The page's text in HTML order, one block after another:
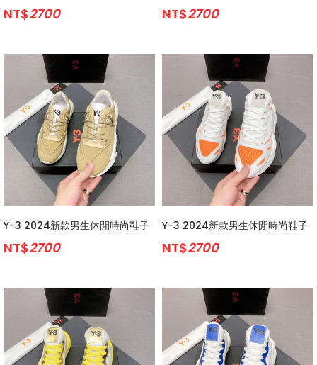
NT$2700 NT$2700
Y-3 2024新款男生休閒時尚鞋子
NT$2700
Y-3 2024新款男生休閒時尚鞋子
NT$2700